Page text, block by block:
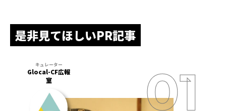
是非見てほしいPR記事
Glocal-CF広報
室